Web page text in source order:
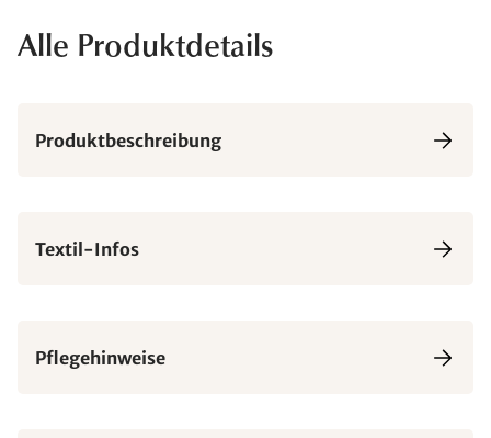
Alle Produktdetails
Produktbeschreibung
Textil-Infos
Pflegehinweise